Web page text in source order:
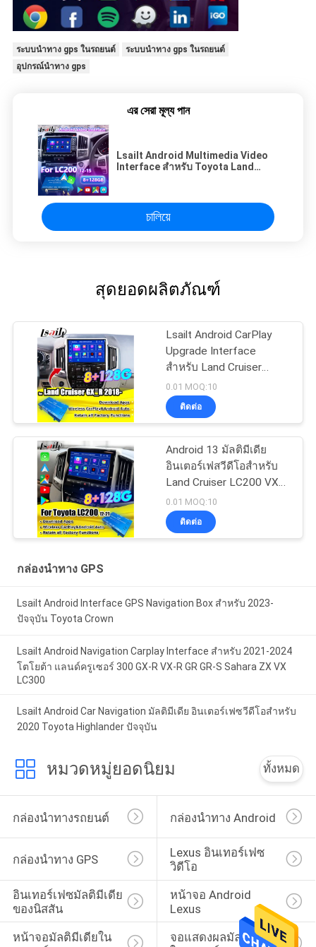
ระบบนำทาง gps ในรถยนต์
ระบบนำทาง gps ในรถยนต์
อุปกรณ์นำทาง gps
এর সেরা মূল্য পান
Lsailt Android Multimedia Video
Interface สําหรับ Toyota Land
চালিয়ে
สุดยอดผลิตภัณฑ์
Lsailt Android CarPlay
Upgrade Interface
สำหรับ Land Cruiser
GX_R GXR 2020-2021
กล่องนำทาง GPS, โมดูล
Android Auto
0.01 MOQ:10
ติดต่อ
Android 13 มัลติมีเดีย
อินเตอร์เฟสวีดีโอสําหรับ
Land Cruiser LC200 VXR
VX GXL Sahara V8 2013-
2021 OEM อัพเกรดจอ
พร้อมกับการเล่น CarPlay
0.01 MOQ:10
ติดต่อ
กล่องนำทาง GPS
Lsailt Android Interface GPS Navigation Box สําหรับ 2023-
ปัจจุบัน Toyota Crown
Lsailt Android Navigation Carplay Interface สําหรับ 2021-2024
โตโยต้า แลนด์ครูเซอร์ 300 GX-R VX-R GR GR-S Sahara ZX VX
LC300
Lsailt Android Car Navigation มัลติมีเดีย อินเตอร์เฟซวีดีโอสําหรับ
2020 Toyota Highlander ปัจจุบัน
หมวดหมู่ยอดนิยม ทั้งหมด
กล่องนำทางรถยนต์ กล่องนำทาง Android
กล่องนำทาง GPS
Lexus อินเทอร์เฟซ
วิดีโอ
อินเทอร์เฟซมัลติมีเดีย
ของนิสสัน
หน้าจอ Android
Lexus
หน้าจอมัลติมีเดียใน
จอแสดงผลมัลติมีเดีย